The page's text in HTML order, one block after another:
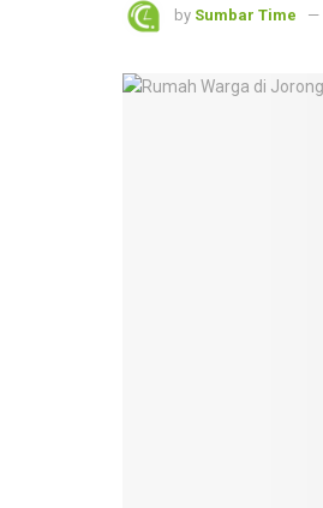
by Sumbar Time